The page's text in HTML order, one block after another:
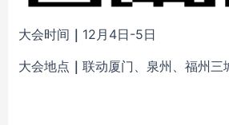
大会时间 ｜ 12月4日-5日
大会地点 ｜ 联动厦门、泉州、福州三